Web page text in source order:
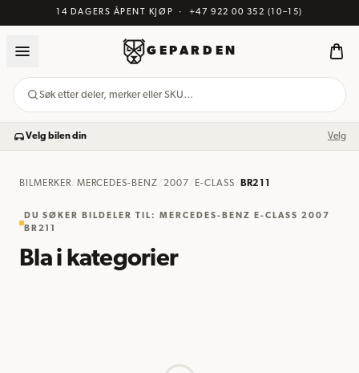
14 DAGERS ÅPENT KJØP · +47 922 00 352 (10–15)
GEPARDEN
Søk etter deler, merker eller SKU…
Velg bilen din Velg
BILMERKER/ MERCEDES-BENZ /2007 E-CLASS BR211
DU SØKER BILDELER TIL :MERCEDES-BENZ E-CLASS 2007
BR211
Bla i kategorier